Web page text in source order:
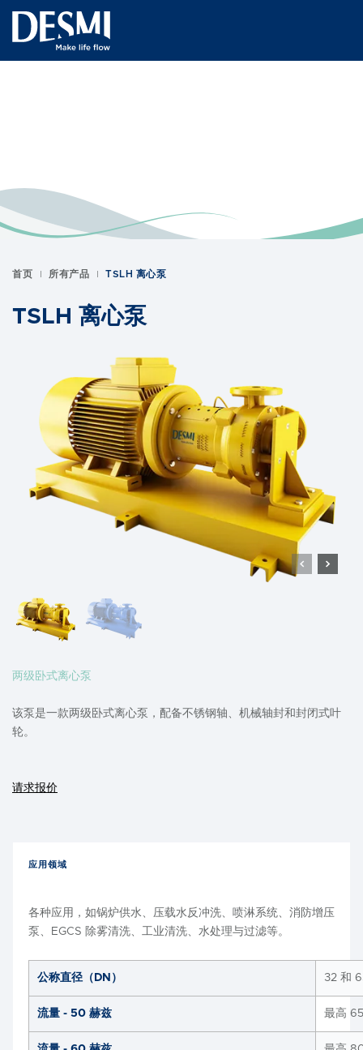
首页 所有产品 TSLH 离心泵
TSLH 离心泵
两级卧式离心泵
该泵是一款两级卧式离心泵，配备不锈钢轴、机械轴封和封闭式叶
轮。
请求报价
应用领域
各种应用，如锅炉供水、压载水反冲洗、喷淋系统、消防增压
泵、EGCS 除雾清洗、工业清洗、水处理与过滤等。
公称直径（DN） 32 和
流量 - 50 赫兹 最高